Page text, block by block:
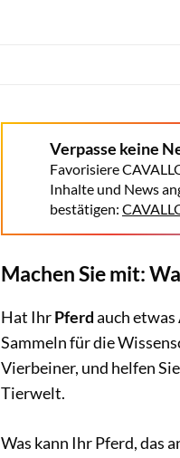
Verpasse keine
Favorisiere
Inhalte und News
bestätigen:
Machen Sie mit:
Hat IhrPferdauch etwas
Sammeln für die
Vierbeiner, und helfen
Tierwelt.
Was kann Ihr Pferd, das